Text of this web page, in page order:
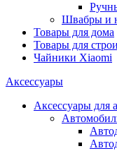
Швабры и
Товары для дома
Товары для
Чайники Xiaomi
Аксессуары
Аксессуары для